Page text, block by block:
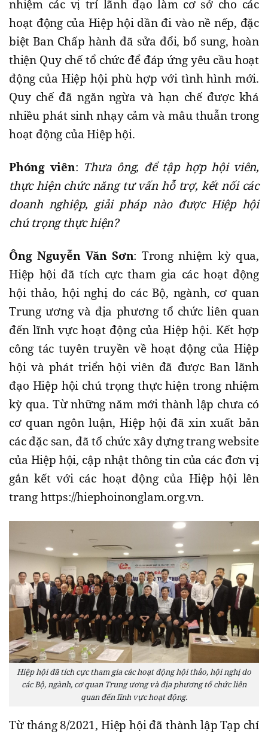
nhiệm các vị trí lãnh đạo làm cơ sở cho các
hoạt động của Hiệp hội dần đi vào nề nếp, đặc
biệt Ban Chấp hành đã sửa đổi, bổ sung, hoàn
thiện Quy chế tổ chức để đáp ứng yêu cầu hoạt
động của Hiệp hội phù hợp với tình hình mới.
Quy chế đã ngăn ngừa và hạn chế được khá
nhiều phát sinh nhạy cảm và mâu thuẫn trong
hoạt động của Hiệp hội.
Phóng viên: Thưa ông, để tập hợp hội viên,
thực hiện chức năng tư vấn hỗ trợ, kết nối các
doanh nghiệp, giải pháp nào được Hiệp hội
chú trọng thực hiện?
Ông Nguyễn Văn Sơn: Trong nhiệm kỳ qua,
Hiệp hội đã tích cực tham gia các hoạt động
hội thảo, hội nghị do các Bộ, ngành, cơ quan
Trung ương và địa phương tổ chức liên quan
đến lĩnh vực hoạt động của Hiệp hội. Kết hợp
công tác tuyên truyền về hoạt động của Hiệp
hội và phát triển hội viên đã được Ban lãnh
đạo Hiệp hội chú trọng thực hiện trong nhiệm
kỳ qua. Từ những năm mới thành lập chưa có
cơ quan ngôn luận, Hiệp hội đã xin xuất bản
các đặc san, đã tổ chức xây dựng trang website
của Hiệp hội, cập nhật thông tin của các đơn vị
gắn kết với các hoạt động của Hiệp hội lên
trang https://hiephoinonglam.org.vn.
Hiệp hội đã tích cực tham gia các hoạt động hội thảo, hội nghị do
các Bộ, ngành, cơ quan Trung ương và địa phương tổ chức liên
quan đến lĩnh vực hoạt động.
Từ tháng 8/2021, Hiệp hội đã thành lập Tạp chí